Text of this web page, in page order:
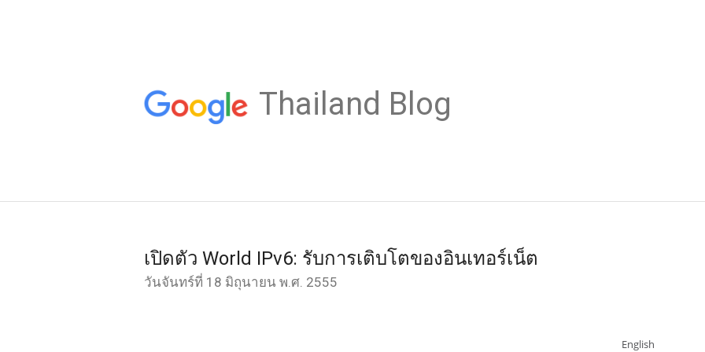
Thailand Blog
เปิดตัว World IPv6: รับการเติบโตของอินเทอร์เน็ต
วันจันทร์ที่ 18 มิถุนายน พ.ศ. 2555
English